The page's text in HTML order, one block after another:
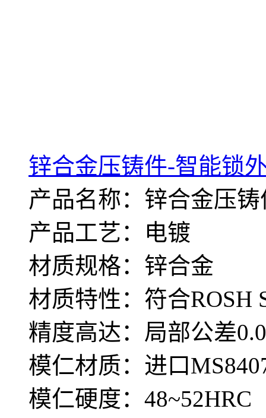
锌合金压铸件-智能锁
产品名称：锌合金压
产品工艺：电镀
材质规格：锌合金
材质特性：符合ROSH
精度高达：局部公差
模仁材质：进口
模仁硬度：48~52HRC